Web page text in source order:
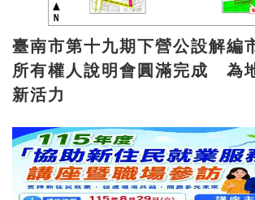
臺南市第十九期下營公設解編
所有權人說明會圓滿完成 為
新活力